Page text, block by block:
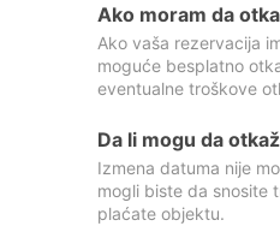
Ako moram da
Ako vaša rezervacija
moguće besplatno
eventualne troškove
Da li mogu da
Izmena datuma nije
mogli biste da snosite
plaćate objektu.